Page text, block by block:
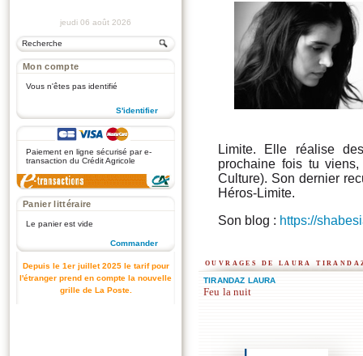
jeudi 06 août 2026
Mon compte
Vous n'êtes pas identifié
S'identifier
Paiement en ligne sécurisé par e-
transaction du Crédit Agricole
Panier littéraire
Le panier est vide
Commander
Depuis le 1er juillet 2025 le tarif pour
l'étranger prend en compte la nouvelle
grille de La Poste.
Limite. Elle réalise
prochaine fois tu
Culture). Son dernier
Héros-Limite.
Son blog : https://
ouvrages de laura
TIRANDAZ LAURA
Feu la nuit